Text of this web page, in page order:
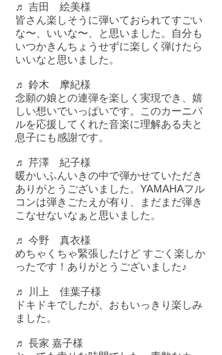
♬ 吉田 絵美様
皆さん楽しそうに弾いておられてすごい
な〜、いいな〜、と思いました。自分も
いつかきんちょうせずに楽しく弾けたら
いいなと思いました。
♬ 鈴木 摩紀様
念願の娘との連弾を楽しく実現でき、嬉
しい想いでいっぱいです。このカーニバ
ルを応援してくれた音楽に理解ある夫と
息子にも感謝です。
♬ 芹澤 紀子様
暖かいふんいきの中で弾かせていただき
ありがとうございました。YAMAHAフル
コンは弾きごたえが有り、まだまだ弾き
こなせないなぁと思いました。
♬ 今野 真衣様
めちゃくちゃ緊張したけど すごく楽しか
ったです！ありがとうございました♪
♬ 川上 佳葉子様
ドキドキでしたが、おもいっきり楽しみ
ました。
♬ 長家 嘉子様